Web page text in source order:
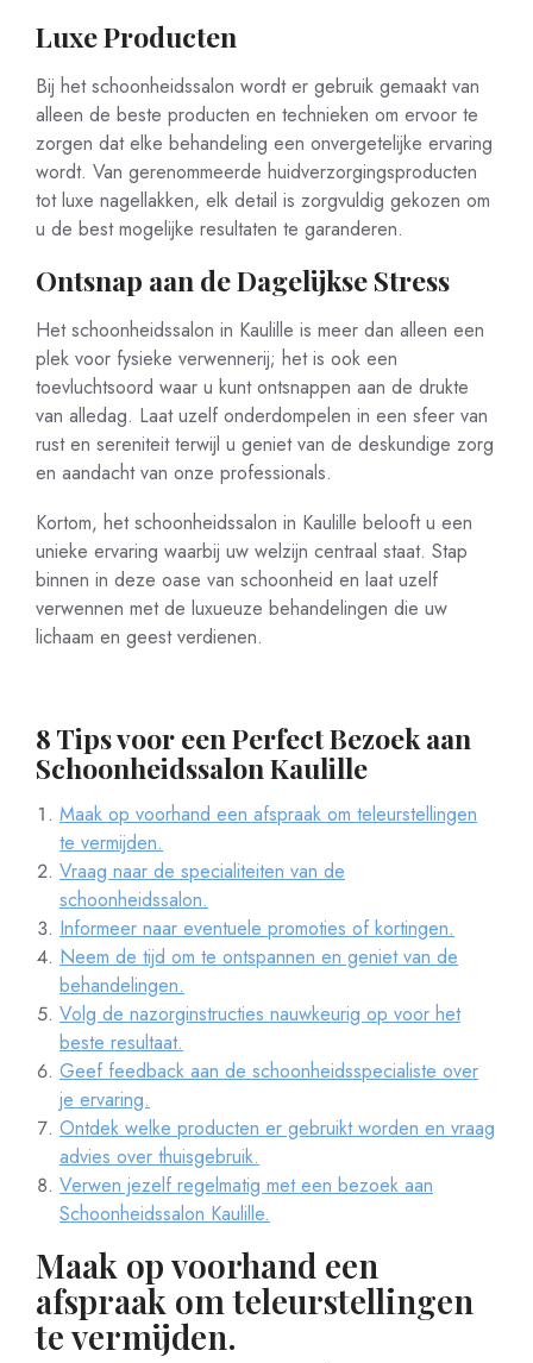
Luxe Producten
Bij het schoonheidssalon wordt er gebruik gemaakt van
alleen de beste producten en technieken om ervoor te
zorgen dat elke behandeling een onvergetelijke ervaring
wordt. Van gerenommeerde huidverzorgingsproducten
tot luxe nagellakken, elk detail is zorgvuldig gekozen om
u de best mogelijke resultaten te garanderen.
Ontsnap aan de Dagelijkse Stress
Het schoonheidssalon in Kaulille is meer dan alleen een
plek voor fysieke verwennerij; het is ook een
toevluchtsoord waar u kunt ontsnappen aan de drukte
van alledag. Laat uzelf onderdompelen in een sfeer van
rust en sereniteit terwijl u geniet van de deskundige zorg
en aandacht van onze professionals.
Kortom, het schoonheidssalon in Kaulille belooft u een
unieke ervaring waarbij uw welzijn centraal staat. Stap
binnen in deze oase van schoonheid en laat uzelf
verwennen met de luxueuze behandelingen die uw
lichaam en geest verdienen.
8 Tips voor een Perfect Bezoek aan
Schoonheidssalon Kaulille
Maak op voorhand een afspraak om teleurstellingen
te vermijden.
Vraag naar de specialiteiten van de
schoonheidssalon.
Informeer naar eventuele promoties of kortingen.
Neem de tijd om te ontspannen en geniet van de
behandelingen.
Volg de nazorginstructies nauwkeurig op voor het
beste resultaat.
Geef feedback aan de schoonheidsspecialiste over
je ervaring.
Ontdek welke producten er gebruikt worden en vraag
advies over thuisgebruik.
Verwen jezelf regelmatig met een bezoek aan
Schoonheidssalon Kaulille.
Maak op voorhand een
afspraak om teleurstellingen
te vermijden.